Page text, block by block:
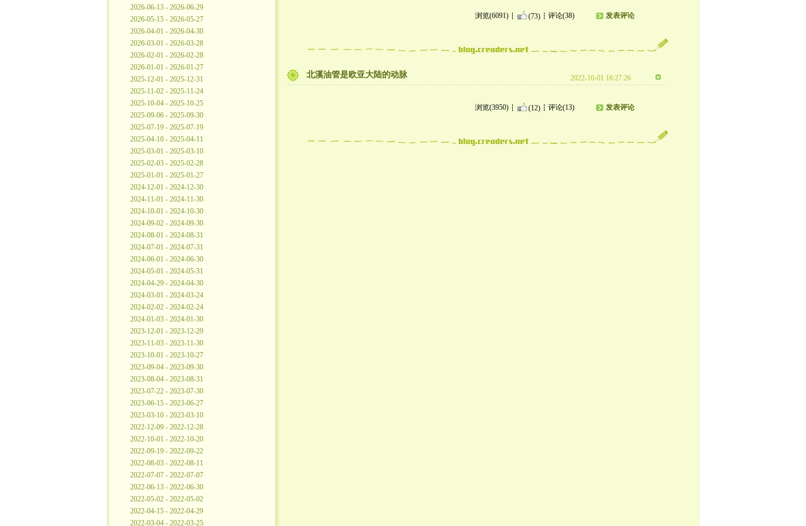
2026-06-13 - 2026-06-29
2026-05-15 - 2026-05-27
2026-04-01 - 2026-04-30
2026-03-01 - 2026-03-28
2026-02-01 - 2026-02-28
2026-01-01 - 2026-01-27
2025-12-01 - 2025-12-31
2025-11-02 - 2025-11-24
2025-10-04 - 2025-10-25
2025-09-06 - 2025-09-30
2025-07-19 - 2025-07-19
2025-04-10 - 2025-04-11
2025-03-01 - 2025-03-10
2025-02-03 - 2025-02-28
2025-01-01 - 2025-01-27
2024-12-01 - 2024-12-30
2024-11-01 - 2024-11-30
2024-10-01 - 2024-10-30
2024-09-02 - 2024-09-30
2024-08-01 - 2024-08-31
2024-07-01 - 2024-07-31
2024-06-01 - 2024-06-30
2024-05-01 - 2024-05-31
2024-04-29 - 2024-04-30
2024-03-01 - 2024-03-24
2024-02-02 - 2024-02-24
2024-01-03 - 2024-01-30
2023-12-01 - 2023-12-29
2023-11-03 - 2023-11-30
2023-10-01 - 2023-10-27
2023-09-04 - 2023-09-30
2023-08-04 - 2023-08-31
2023-07-22 - 2023-07-30
2023-06-15 - 2023-06-27
2023-03-10 - 2023-03-10
2022-12-09 - 2022-12-28
2022-10-01 - 2022-10-20
2022-09-19 - 2022-09-22
2022-08-03 - 2022-08-11
2022-07-07 - 2022-07-07
2022-06-13 - 2022-06-30
2022-05-02 - 2022-05-02
2022-04-15 - 2022-04-29
2022-03-04 - 2022-03-25
浏览(6091) (73) 评论(38) 发表评论
北溪油管是欧亚大陆的动脉 2022-10-01 16:27:26
浏览(3950) (12) 评论(13) 发表评论